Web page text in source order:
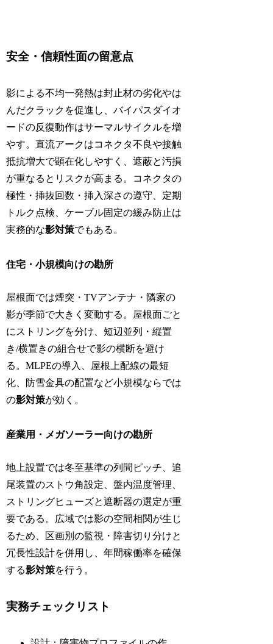
安全・信頼性面の留意点
影による不均一発熱は封止材の劣化やは
んだクラックを促進し、バイパスダイオ
ードの反復動作はサーマルサイクルを増
やす。直流アークはコネクタ不良や接触
抵抗増大で顕在化しやすく、遮蔽と汚損
が重なるとリスクが高まる。コネクタの
極性・挿抜回数・挿入深さの遵守、定期
トルク点検、ケーブル固定の緩み防止は
実務的な影対策でもある。
住宅・小規模向けの勘所
屋根面では煙突・TVアンテナ・隣家の
影が季節で大きく変動する。屋根面ごと
にストリングを分け、短辺並列・縦置
き/横置きの組合せで影の横断を避け
る。MLPEの導入、屋根上配線の最短
化、防雪金具の配置など小規模ならでは
の影対策が効く。
産業用・メガソーラー向けの勘所
地上設置では冬至基準の列間ピッチ、追
尾装置のストウ角設定、盤内温度管理、
ストリングヒューズと遮断器の選定が重
要である。広域では影の空間相関が生じ
るため、区画別の監視・障害切り分けと
冗長性設計を併用し、年間稼働率を確保
する影対策を行う。
実務チェックリスト